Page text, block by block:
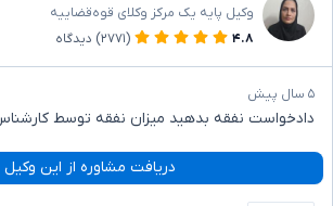
وکیل پایه یک مرکز وکلای قوه‌قضاییه
۴.۸
(۲۷۷۱) دیدگاه
۵ سال پیش
دادخواست نفقه بدهید میزان نفقه توسط
دریافت مشاوره از این وکیل